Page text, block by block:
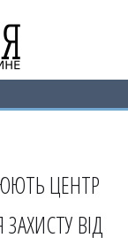
ЦЕНТР
ВІД